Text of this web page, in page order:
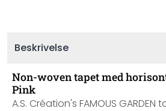
Beskrivelse
Non-woven tapet med
Pink
A.S. Création's FAMOUS